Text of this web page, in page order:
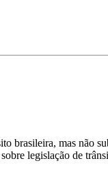
brasileira, mas não
legislação de